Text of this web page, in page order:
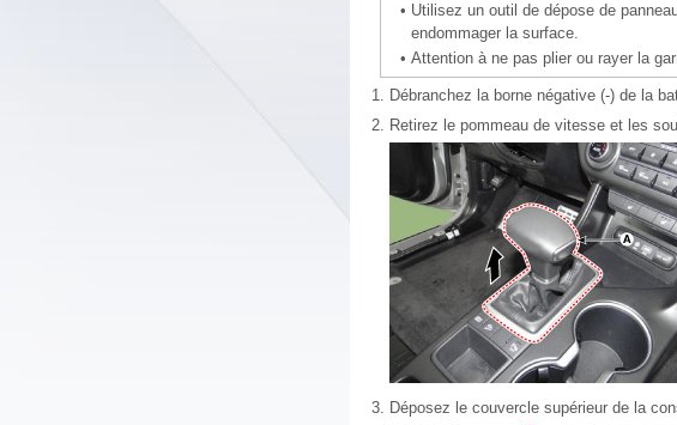
• Utilisez un outil de dépose de
endommager la surface.
• Attention à ne pas plier ou rayer la
1. Débranchez la borne négative (-) de la
2. Retirez le pommeau de vitesse et les
3. Déposez le couvercle supérieur de la